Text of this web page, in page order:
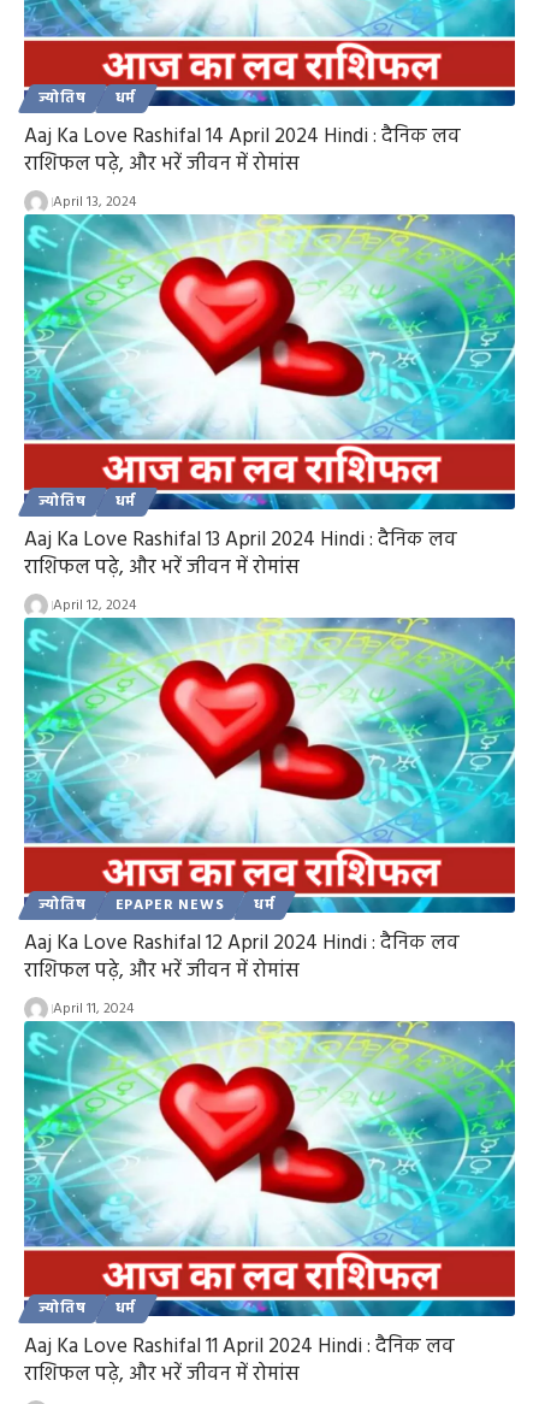
ज्योतिष धर्म
Aaj Ka Love Rashifal 14 April 2024 Hindi : दैनिक लव
राशिफल पढ़े, और भरें जीवन में रोमांस
April 13, 2024
ज्योतिष धर्म
Aaj Ka Love Rashifal 13 April 2024 Hindi : दैनिक लव
राशिफल पढ़े, और भरें जीवन में रोमांस
April 12, 2024
ज्योतिष EPAPER NEWS धर्म
Aaj Ka Love Rashifal 12 April 2024 Hindi : दैनिक लव
राशिफल पढ़े, और भरें जीवन में रोमांस
April 11, 2024
ज्योतिष धर्म
Aaj Ka Love Rashifal 11 April 2024 Hindi : दैनिक लव
राशिफल पढ़े, और भरें जीवन में रोमांस